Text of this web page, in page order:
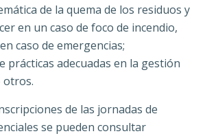
de la quema de los residuos y
en un caso de foco de incendio,
caso de emergencias;
prácticas adecuadas en la gestión
otros.
de las jornadas de
se pueden consultar